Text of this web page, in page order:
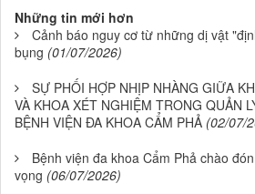
Những tin mới hơn
Cảnh báo nguy cơ từ những dị vật
bụng (01/07/2026)
SỰ PHỐI HỢP NHỊP NHÀNG GIỮA
VÀ KHOA XÉT NGHIỆM TRONG QUẢN
BỆNH VIỆN ĐA KHOA CẨM PHẢ (02/07/
Bệnh viện đa khoa Cẩm Phả chào
vọng (06/07/2026)